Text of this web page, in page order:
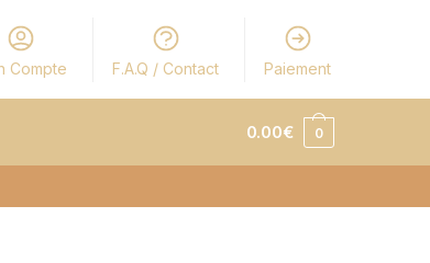
Compte F.A.Q / Contact Paiement
0.00€ 0